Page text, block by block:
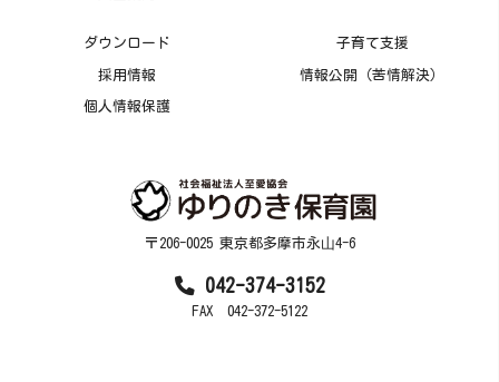
ダウンロード 子育て支援
採用情報 情報公開（苦情解決）
個人情報保護
〒206-0025 東京都多摩市永⼭4-6
042-374-3152
FAX 042-372-5122